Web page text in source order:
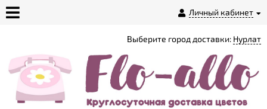
Личный кабинет
магазине
Доставка
Выберите город доставки: Нурлат